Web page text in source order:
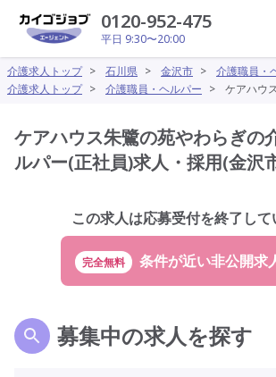
0120-952-475
平日 9:30〜20:00
介護求人トップ > 石川県 > 金沢市 > 介護職員・
介護求人トップ > 介護職員・ヘルパー > ケアハウ
ケアハウス朱鷺の苑やわらぎの
ルパー(正社員)求人・採用(金沢
この求人は応募受付を終了して
完全無料
募集中の求人を探す